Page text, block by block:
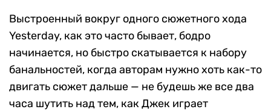
Выстроенный вокруг одного сюжетного хода
Yesterday, как это часто бывает, бодро
начинается, но быстро скатывается к набору
банальностей, когда авторам нужно хоть как-то
двигать сюжет дальше — не будешь же все два
часа шутить над тем, как Джек играет